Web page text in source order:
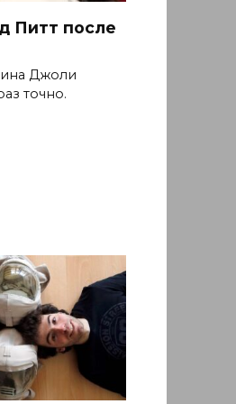
Питт после
Джоли
точно.